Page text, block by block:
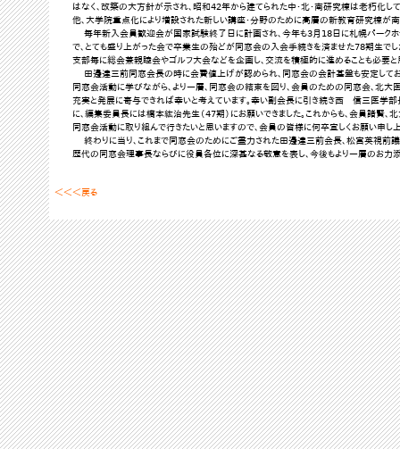
はなく、改築の大方針が示され、昭和42年から建てられた中・北・南研究棟は老朽化し
他、大学院重点化により増設された新しい講座・分野のために高層の新教育研究棟が南
毎年新入会員歓迎会が国家試験終了日に計画され、今年も3月18日に札幌パーク
で、とても盛り上がった会で卒業生の殆どが同窓会の入会手続きを済ませた78期生でし
支部毎に総会兼親睦会やゴルフ大会などを企画し、交流を積極的に進めることも必要と
田邊達三前同窓会長の時に会費値上げが認められ、同窓会の会計基盤も安定して
同窓会活動に学びながら、より一層、同窓会の結束を図り、会員のための同窓会、北
充実と発展に寄与できれば幸いと考えています。幸い副会長に引き続き西 信三医学
に、編集委員長には橋本紘治先生（47期）にお願いできました。これからも、会員諸賢
同窓会活動に取り組んで行きたいと思いますので、会員の皆様に何卒宜しくお願い申し上
終わりに当り、これまで同窓会のためにご盡力された田邊達三前会長、松宮英視前
歴代の同窓会理事長ならびに役員各位に深甚なる敬意を表し、今後もより一層のお力
＜＜＜戻る